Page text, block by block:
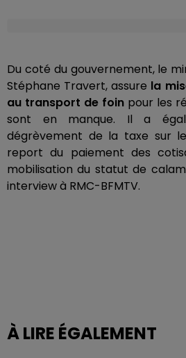
Du coté du gouvernement, le
Stéphane Travert, assure la
au transport de foin pour les
sont en manque. Il a
dégrèvement de la taxe sur
report du paiement des
mobilisation du statut de
interview à RMC-BFMTV.
À LIRE ÉGALEMENT